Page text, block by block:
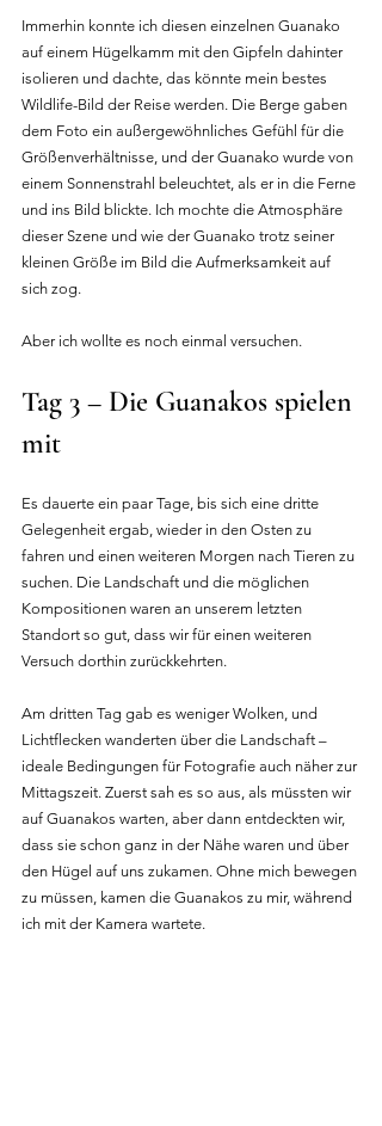
Immerhin konnte ich diesen einzelnen Guanako
auf einem Hügelkamm mit den Gipfeln dahinter
isolieren und dachte, das könnte mein bestes
Wildlife-Bild der Reise werden. Die Berge gaben
dem Foto ein außergewöhnliches Gefühl für die
Größenverhältnisse, und der Guanako wurde von
einem Sonnenstrahl beleuchtet, als er in die Ferne
und ins Bild blickte. Ich mochte die Atmosphäre
dieser Szene und wie der Guanako trotz seiner
kleinen Größe im Bild die Aufmerksamkeit auf
sich zog.
Aber ich wollte es noch einmal versuchen.
Tag 3 – Die Guanakos spielen
mit
Es dauerte ein paar Tage, bis sich eine dritte
Gelegenheit ergab, wieder in den Osten zu
fahren und einen weiteren Morgen nach Tieren zu
suchen. Die Landschaft und die möglichen
Kompositionen waren an unserem letzten
Standort so gut, dass wir für einen weiteren
Versuch dorthin zurückkehrten.
Am dritten Tag gab es weniger Wolken, und
Lichtflecken wanderten über die Landschaft –
ideale Bedingungen für Fotografie auch näher zur
Mittagszeit. Zuerst sah es so aus, als müssten wir
auf Guanakos warten, aber dann entdeckten wir,
dass sie schon ganz in der Nähe waren und über
den Hügel auf uns zukamen. Ohne mich bewegen
zu müssen, kamen die Guanakos zu mir, während
ich mit der Kamera wartete.